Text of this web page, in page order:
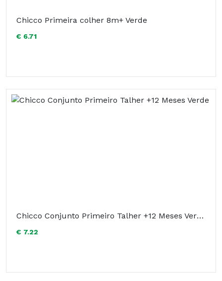
Chicco Primeira colher 8m+ Verde
€ 6.71
Chicco Conjunto Primeiro Talher +12 Meses Verde
€ 7.22